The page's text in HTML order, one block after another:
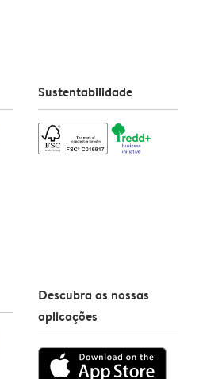
Sustentabilidade
Descubra as nossas
aplicações